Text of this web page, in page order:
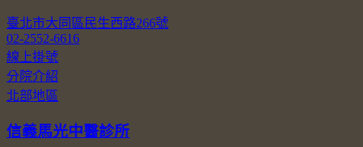
臺北市大同區民生西路266號
02-2552-6616
線上掛號
分院介紹
北部地區
信義馬光中醫診所